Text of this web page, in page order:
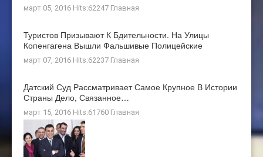
март 05, 2016 Hits:62247 Главная
Туристов Призывают К Бдительности. На Улицы
Копенгагена Вышли Фальшивые Полицейские
март 07, 2016 Hits:62237 Главная
Датский Суд Рассматривает Самое Крупное В Истории
Страны Дело, Связанное…
март 15, 2016 Hits:61760 Главная